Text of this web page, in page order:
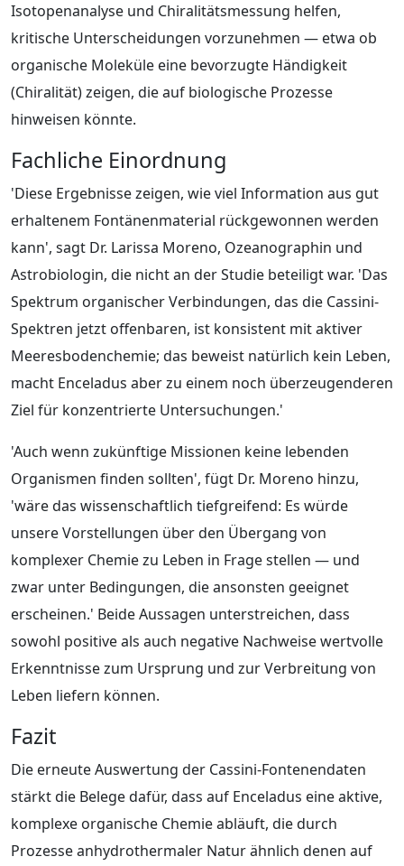
Isotopenanalyse und Chiralitätsmessung helfen,
kritische Unterscheidungen vorzunehmen — etwa ob
organische Moleküle eine bevorzugte Händigkeit
(Chiralität) zeigen, die auf biologische Prozesse
hinweisen könnte.
Fachliche Einordnung
'Diese Ergebnisse zeigen, wie viel Information aus gut
erhaltenem Fontänenmaterial rückgewonnen werden
kann', sagt Dr. Larissa Moreno, Ozeanographin und
Astrobiologin, die nicht an der Studie beteiligt war. 'Das
Spektrum organischer Verbindungen, das die Cassini-
Spektren jetzt offenbaren, ist konsistent mit aktiver
Meeresbodenchemie; das beweist natürlich kein Leben,
macht Enceladus aber zu einem noch überzeugenderen
Ziel für konzentrierte Untersuchungen.'
'Auch wenn zukünftige Missionen keine lebenden
Organismen finden sollten', fügt Dr. Moreno hinzu,
'wäre das wissenschaftlich tiefgreifend: Es würde
unsere Vorstellungen über den Übergang von
komplexer Chemie zu Leben in Frage stellen — und
zwar unter Bedingungen, die ansonsten geeignet
erscheinen.' Beide Aussagen unterstreichen, dass
sowohl positive als auch negative Nachweise wertvolle
Erkenntnisse zum Ursprung und zur Verbreitung von
Leben liefern können.
Fazit
Die erneute Auswertung der Cassini-Fontenendaten
stärkt die Belege dafür, dass auf Enceladus eine aktive,
komplexe organische Chemie abläuft, die durch
Prozesse anhydrothermaler Natur ähnlich denen auf